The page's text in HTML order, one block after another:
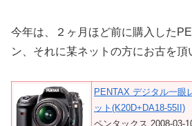
今年は、２ヶ月ほど前に購入した
ン、それに某ネットの方にお古を頂
PENTAX デジタル一眼
ット(K20D+DA18-55II)
ペンタックス 2008-03-